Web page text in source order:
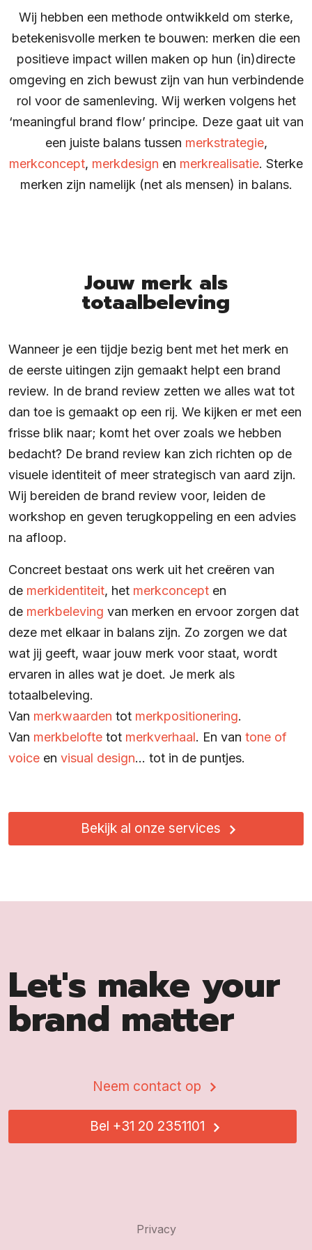
Wij hebben een methode ontwikkeld om sterke,
betekenisvolle merken te bouwen: merken die een
positieve impact willen maken op hun (in)directe
omgeving en zich bewust zijn van hun verbindende
rol voor de samenleving. Wij werken volgens het
‘meaningful brand flow’ principe. Deze gaat uit van
een juiste balans tussen merkstrategie,
merkconcept, merkdesign en merkrealisatie. Sterke
merken zijn namelijk (net als mensen) in balans.
Jouw merk als
totaalbeleving
Wanneer je een tijdje bezig bent met het merk en
de eerste uitingen zijn gemaakt helpt een brand
review. In de brand review zetten we alles wat tot
dan toe is gemaakt op een rij. We kijken er met een
frisse blik naar; komt het over zoals we hebben
bedacht? De brand review kan zich richten op de
visuele identiteit of meer strategisch van aard zijn.
Wij bereiden de brand review voor, leiden de
workshop en geven terugkoppeling en een advies
na afloop.
Concreet bestaat ons werk uit het creëren van
de merkidentiteit, het merkconcept en
de merkbeleving van merken en ervoor zorgen dat
deze met elkaar in balans zijn. Zo zorgen we dat
wat jij geeft, waar jouw merk voor staat, wordt
ervaren in alles wat je doet. Je merk als
totaalbeleving.
Van merkwaarden tot merkpositionering.
Van merkbelofte tot merkverhaal. En van tone of
voice en visual design… tot in de puntjes.
Bekijk al onze services
Let's make your
brand matter
Neem contact op
Bel +31 20 2351101
Privacy